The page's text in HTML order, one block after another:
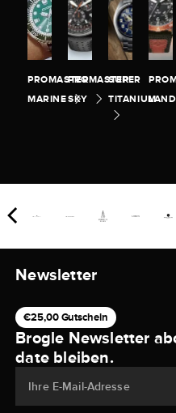
PROMASTER
MARINE
PROMASTER
SKY
SUPER
TITANIUMLAND
Newsletter
€25,00 Gutschein
Brogle Newsletter
date bleiben.
Ihre E-Mail-Adresse